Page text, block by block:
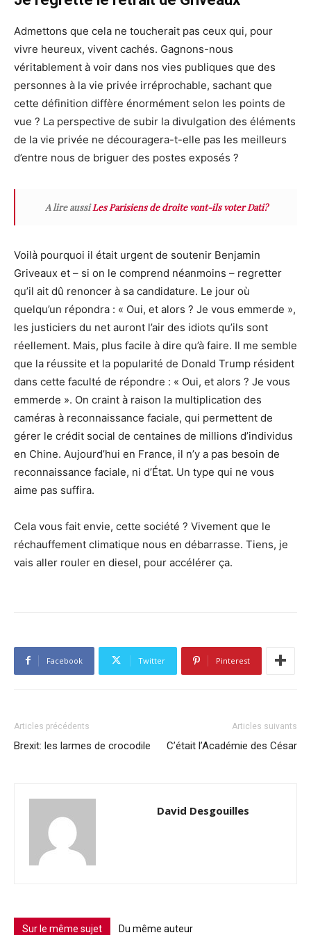
Admettons que cela ne toucherait pas ceux qui, pour
vivre heureux, vivent cachés. Gagnons-nous
véritablement à voir dans nos vies publiques que des
personnes à la vie privée irréprochable, sachant que
cette définition diffère énormément selon les points de
vue ? La perspective de subir la divulgation des éléments
de la vie privée ne découragera-t-elle pas les meilleurs
d’entre nous de briguer des postes exposés ?
A lire aussiLes Parisiens de droite vont-ils voter Dati?
Voilà pourquoi il était urgent de soutenir Benjamin
Griveaux et – si on le comprend néanmoins – regretter
qu’il ait dû renoncer à sa candidature. Le jour où
quelqu’un répondra : « Oui, et alors ? Je vous emmerde »,
les justiciers du net auront l’air des idiots qu’ils sont
réellement. Mais, plus facile à dire qu’à faire. Il me semble
que la réussite et la popularité de Donald Trump résident
dans cette faculté de répondre : « Oui, et alors ? Je vous
emmerde ». On craint à raison la multiplication des
caméras à reconnaissance faciale, qui permettent de
gérer le crédit social de centaines de millions d’individus
en Chine. Aujourd’hui en France, il n’y a pas besoin de
reconnaissance faciale, ni d’État. Un type qui ne vous
aime pas suffira.
Cela vous fait envie, cette société ? Vivement que le
réchauffement climatique nous en débarrasse. Tiens, je
vais aller rouler en diesel, pour accélérer ça.
Facebook Twitter Pinterest
Articles précédents
Brexit: les larmes de crocodile
Articles suivants
C’était l’Académie des César
David Desgouilles
Sur le même sujet Du même auteur